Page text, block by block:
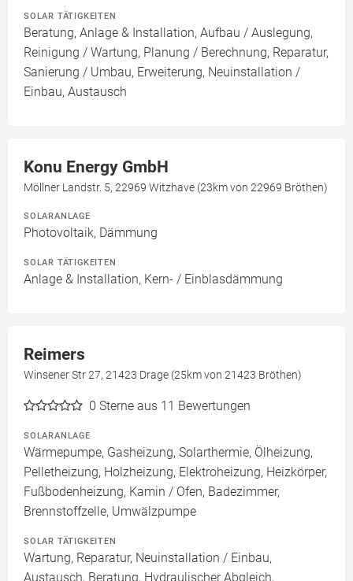
SOLAR TÄTIGKEITEN
Beratung, Anlage & Installation, Aufbau / Auslegung,
Reinigung / Wartung, Planung / Berechnung, Reparatur,
Sanierung / Umbau, Erweiterung, Neuinstallation /
Einbau, Austausch
Konu Energy GmbH
Möllner Landstr. 5, 22969 Witzhave (23km von 22969 Bröthen)
SOLARANLAGE
Photovoltaik, Dämmung
SOLAR TÄTIGKEITEN
Anlage & Installation, Kern- / Einblasdämmung
Reimers
Winsener Str 27, 21423 Drage (25km von 21423 Bröthen)
0 Sterne aus 11 Bewertungen
SOLARANLAGE
Wärmepumpe, Gasheizung, Solarthermie, Ölheizung,
Pelletheizung, Holzheizung, Elektroheizung, Heizkörper,
Fußbodenheizung, Kamin / Ofen, Badezimmer,
Brennstoffzelle, Umwälzpumpe
SOLAR TÄTIGKEITEN
Wartung, Reparatur, Neuinstallation / Einbau,
Austausch, Beratung, Hydraulischer Abgleich,